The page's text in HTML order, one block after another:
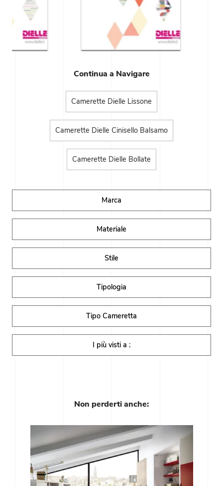
Continua a Navigare
Camerette Dielle Lissone
Camerette Dielle Cinisello Balsamo
Camerette Dielle Bollate
Marca
Materiale
Stile
Tipologia
Tipo Cameretta
I più visti a :
Non perderti anche: